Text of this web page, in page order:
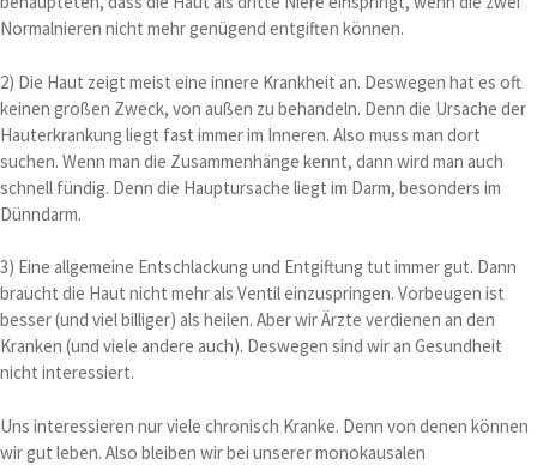
Normalnieren nicht mehr genügend entgiften können.
2) Die Haut zeigt meist eine innere Krankheit an. Deswegen hat es oft
keinen großen Zweck, von außen zu behandeln. Denn die Ursache der
Hauterkrankung liegt fast immer im Inneren. Also muss man dort
suchen. Wenn man die Zusammenhänge kennt, dann wird man auch
schnell fündig. Denn die Hauptursache liegt im Darm, besonders im
Dünndarm.
3) Eine allgemeine Entschlackung und Entgiftung tut immer gut. Dann
braucht die Haut nicht mehr als Ventil einzuspringen. Vorbeugen ist
besser (und viel billiger) als heilen. Aber wir Ärzte verdienen an den
Kranken (und viele andere auch). Deswegen sind wir an Gesundheit
nicht interessiert.
Uns interessieren nur viele chronisch Kranke. Denn von denen können
wir gut leben. Also bleiben wir bei unserer monokausalen